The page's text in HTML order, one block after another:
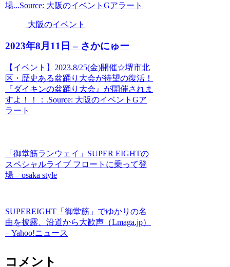
場...Source: 大阪のイベントGアラート
大阪のイベント
2023年8月11日 – さかにゅー
【イベント】2023.8/25(金)開催☆堺市北
区・歴史ある盆踊り大会が待望の復活！
『ダイキンの盆踊り大会』が開催されま
すよ！！：.Source: 大阪のイベントGア
ラート
「御堂筋ランウェイ」SUPER EIGHTの
スペシャルライブ フロートに乗って登
場 – osaka style
SUPEREIGHT「御堂筋」でゆかりの名
曲を披露、沿道から大歓声（Lmaga.jp）
– Yahoo!ニュース
コメント